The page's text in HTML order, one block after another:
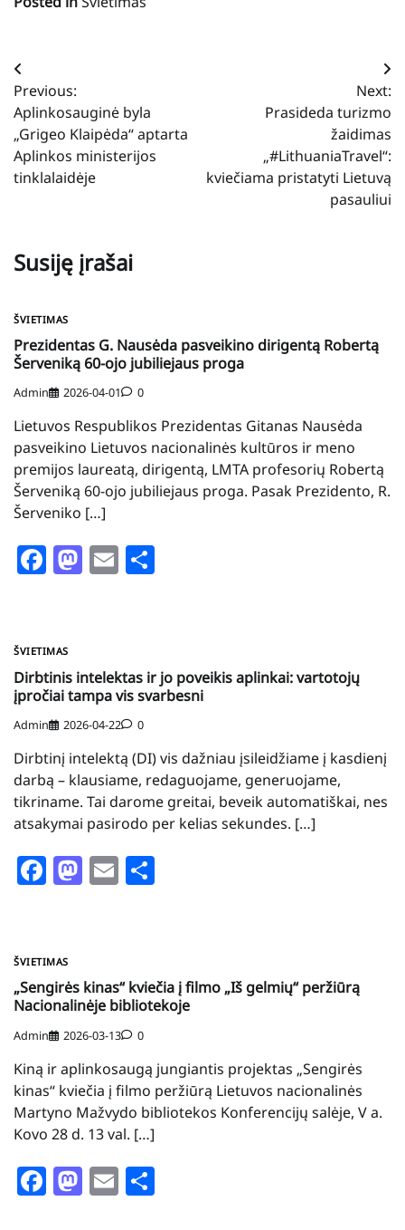
Navigacija
tarp
įrašų
Previous:
Aplinkosauginė byla
„Grigeo Klaipėda“ aptarta
Aplinkos ministerijos
tinklalaidėje
Next:
Prasideda turizmo
žaidimas
„#LithuaniaTravel“:
kviečiama pristatyti Lietuvą
pasauliui
Susiję įrašai
ŠVIETIMAS
Prezidentas G. Nausėda pasveikino dirigentą Robertą
Šerveniką 60-ojo jubiliejaus proga
Admin 2026-04-01 0
Lietuvos Respublikos Prezidentas Gitanas Nausėda
pasveikino Lietuvos nacionalinės kultūros ir meno
premijos laureatą, dirigentą, LMTA profesorių Robertą
Šerveniką 60-ojo jubiliejaus proga. Pasak Prezidento, R.
Šerveniko […]
Facebook
Mastodon
Email
ŠVIETIMAS
Dirbtinis intelektas ir jo poveikis aplinkai: vartotojų
įpročiai tampa vis svarbesni
Admin 2026-04-22 0
Dirbtinį intelektą (DI) vis dažniau įsileidžiame į kasdienį
darbą – klausiame, redaguojame, generuojame,
tikriname. Tai darome greitai, beveik automatiškai, nes
atsakymai pasirodo per kelias sekundes. […]
Facebook
Mastodon
Email
ŠVIETIMAS
„Sengirės kinas“ kviečia į filmo „Iš gelmių“ peržiūrą
Nacionalinėje bibliotekoje
Admin 2026-03-13 0
Kiną ir aplinkosaugą jungiantis projektas „Sengirės
kinas“ kviečia į filmo peržiūrą Lietuvos nacionalinės
Martyno Mažvydo bibliotekos Konferencijų salėje, V a.
Kovo 28 d. 13 val. […]
Facebook
Mastodon
Email